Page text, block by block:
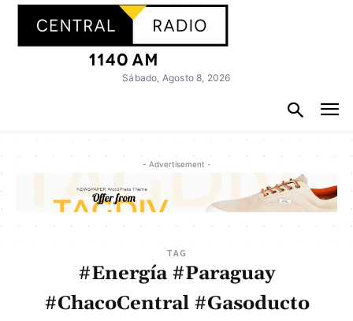
Sábado, Agosto 8, 2026
- Advertisement -
TAG
#Energía #Paraguay
#ChacoCentral #Gasoducto